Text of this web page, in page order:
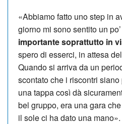
«Abbiamo fatto uno step in
giorno mi sono sentito un
importante soprattutto in
spero di esserci, in attesa
Quando si arriva da un
scontato che i riscontri
una tappa così dà
bel gruppo, era una gara
il sole ci ha dato una mano».